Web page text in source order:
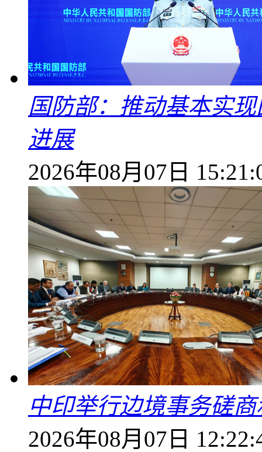
国防部：推动基本实
进展
2026年08月07日
中印举行边境事务磋
2026年08月07日